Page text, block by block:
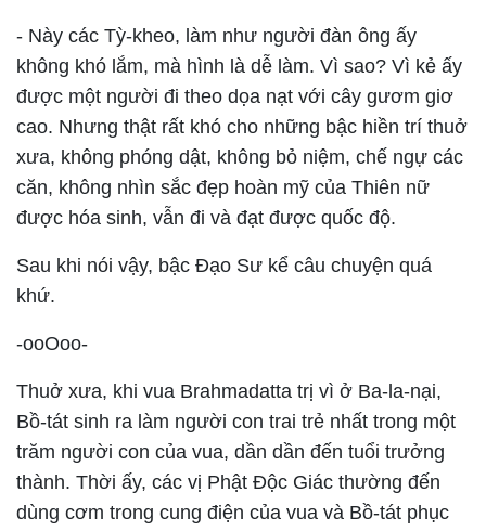
- Này các Tỳ-kheo, làm như người đàn ông ấy
không khó lắm, mà hình là dễ làm. Vì sao? Vì kẻ ấy
được một người đi theo dọa nạt với cây gươm giơ
cao. Nhưng thật rất khó cho những bậc hiền trí thuở
xưa, không phóng dật, không bỏ niệm, chế ngự các
căn, không nhìn sắc đẹp hoàn mỹ của Thiên nữ
được hóa sinh, vẫn đi và đạt được quốc độ.
Sau khi nói vậy, bậc Ðạo Sư kể câu chuyện quá
khứ.
-ooOoo-
Thuở xưa, khi vua Brahmadatta trị vì ở Ba-la-nại,
Bồ-tát sinh ra làm người con trai trẻ nhất trong một
trăm người con của vua, dần dần đến tuổi trưởng
thành. Thời ấy, các vị Phật Ðộc Giác thường đến
dùng cơm trong cung điện của vua và Bồ-tát phục